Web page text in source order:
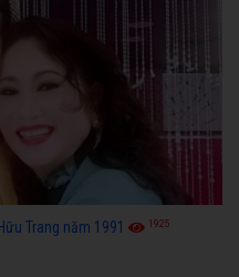
Trang năm 1991 1925